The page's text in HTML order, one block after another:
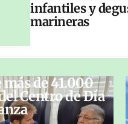
infantiles y
marineras
de 41.000
Centro de Día